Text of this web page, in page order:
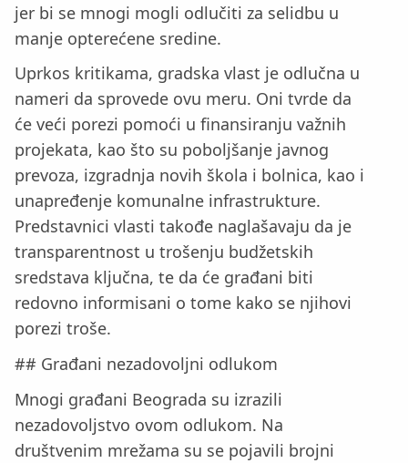
jer bi se mnogi mogli odlučiti za selidbu u
manje opterećene sredine.
Uprkos kritikama, gradska vlast je odlučna u
nameri da sprovede ovu meru. Oni tvrde da
će veći porezi pomoći u finansiranju važnih
projekata, kao što su poboljšanje javnog
prevoza, izgradnja novih škola i bolnica, kao i
unapređenje komunalne infrastrukture.
Predstavnici vlasti takođe naglašavaju da je
transparentnost u trošenju budžetskih
sredstava ključna, te da će građani biti
redovno informisani o tome kako se njihovi
porezi troše.
## Građani nezadovoljni odlukom
Mnogi građani Beograda su izrazili
nezadovoljstvo ovom odlukom. Na
društvenim mrežama su se pojavili brojni